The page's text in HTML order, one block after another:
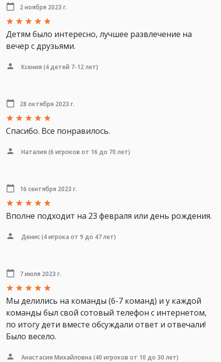
2 ноября 2023 г.
Детям было интересно, лучшее развлечение на
вечер с друзьями.
Ксения (4 детей 7-12 лет)
28 октября 2023 г.
Спасибо. Все понравилось.
Наталия (6 игроков от 16 до 70 лет)
16 сентября 2023 г.
Вполне подходит на 23 февраля или день рождения.
Денис(4 игрока от 9 до 47 лет)
7 июля 2023 г.
Мы делились на команды (6-7 команд) и у каждой
команды был свой сотовый телефон с интернетом,
по итогу дети вместе обсуждали ответ и отвечали!
Было весело.
Анастасия Михайловна (40 игроков от 10 до 30 лет)